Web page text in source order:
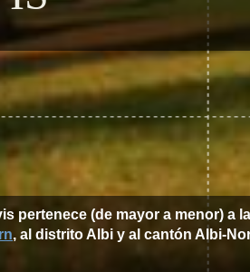
pertenece (de mayor a menor) a
, al distrito Albi y al cantón Albi-